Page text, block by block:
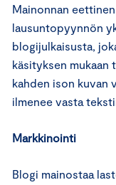
Mainonnan
lausuntopyynnön
blogijulkaisusta,
käsityksen
kahden ison kuvan
ilmenee vasta
Markkinointi
Blogi mainostaa